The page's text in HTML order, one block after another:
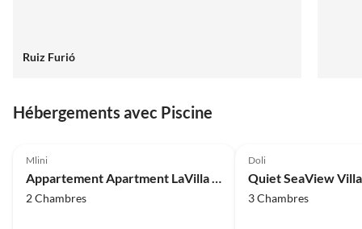
Ruiz Furió
Hébergements avec Piscine
Mlini
Appartement Apartment LaVilla - Two Bedroom Apartment with Balcony and Sea View (Žuti)
2 Chambres
Doli
3 Chambres